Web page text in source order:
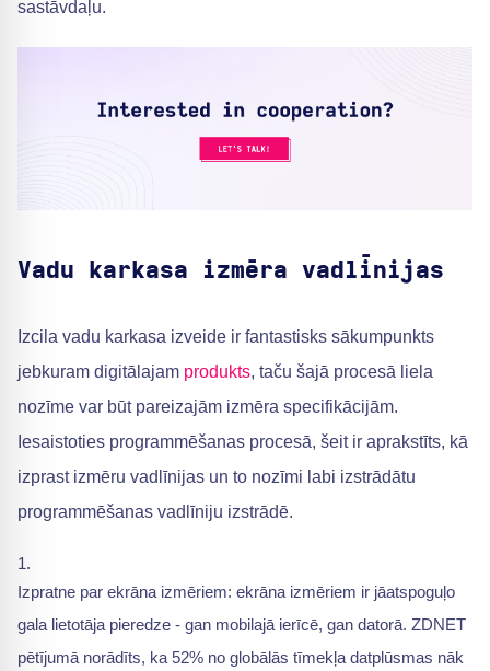
sastāvdaļu.
Vadu karkasa izmēra vadlīnijas
Izcila vadu karkasa izveide ir fantastisks sākumpunkts
jebkuram digitālajam produkts, taču šajā procesā liela
nozīme var būt pareizajām izmēra specifikācijām.
Iesaistoties programmēšanas procesā, šeit ir aprakstīts, kā
izprast izmēru vadlīnijas un to nozīmi labi izstrādātu
programmēšanas vadlīniju izstrādē.
Izpratne par ekrāna izmēriem: ekrāna izmēriem ir jāatspoguļo
gala lietotāja pieredze - gan mobilajā ierīcē, gan datorā. ZDNET
pētījumā norādīts, ka 52% no globālās tīmekļa datplūsmas nāk